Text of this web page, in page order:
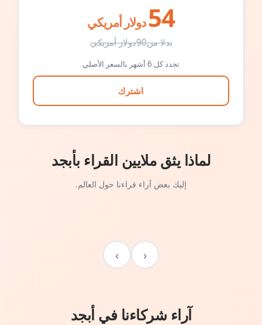
54 دولار أمريكي
بدلا من90دولار أمريكي
تجدد كل 6 أشهر بالسعر الأصلي
اشترك
لماذا يثق ملايين القراء بأبجد
إليك بعض آراء قراءنا حول العالم.
‹
›
آراء شركاءنا في أبجد